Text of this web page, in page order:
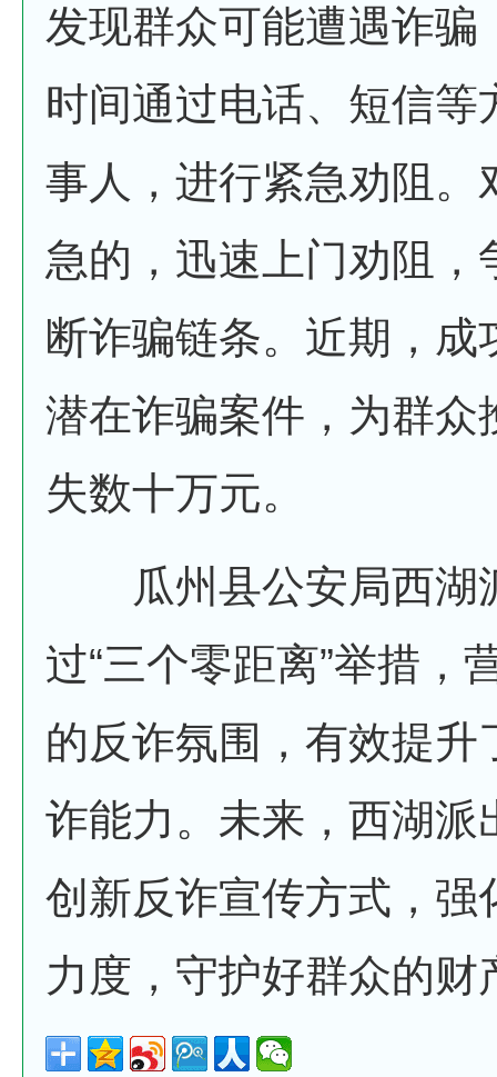
发现群众可能遭遇诈骗
时间通过电话、短信等
事人，进行紧急劝阻。
急的，迅速上门劝阻，
断诈骗链条。近期，成
潜在诈骗案件，为群众
失数十万元。
瓜州县公安局西湖
过“三个零距离”举措，
的反诈氛围，有效提升
诈能力。未来，西湖派
创新反诈宣传方式，强
力度，守护好群众的财